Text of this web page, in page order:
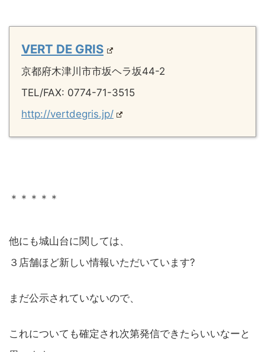
VERT DE GRIS
京都府木津川市市坂ヘラ坂44-2
TEL/FAX: 0774-71-3515
http://vertdegris.jp/
＊＊＊＊＊
他にも城山台に関しては、
３店舗ほど新しい情報いただいています?
まだ公示されていないので、
これについても確定され次第発信できたらいいなーと